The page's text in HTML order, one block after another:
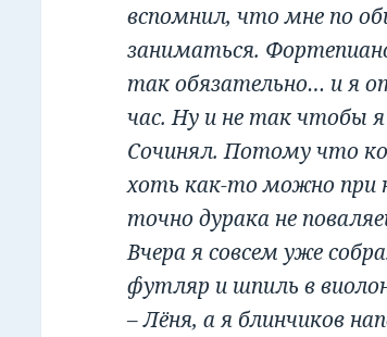
вспомнил, что мне по
заниматься.
так обязательно… и я
час. Ну и не так чтобы
Сочинял. Потому что
хоть как-то можно при
точно дурака не
Вчера я совсем уже
футляр и шпиль в
– Лёня, а я блинчиков